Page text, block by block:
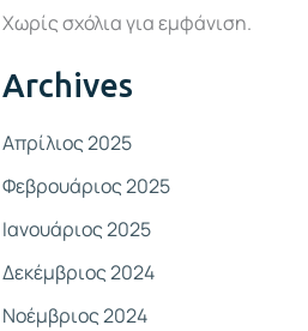
Χωρίς σχόλια για εμφάνιση.
Archives
Απρίλιος 2025
Φεβρουάριος 2025
Ιανουάριος 2025
Δεκέμβριος 2024
Νοέμβριος 2024